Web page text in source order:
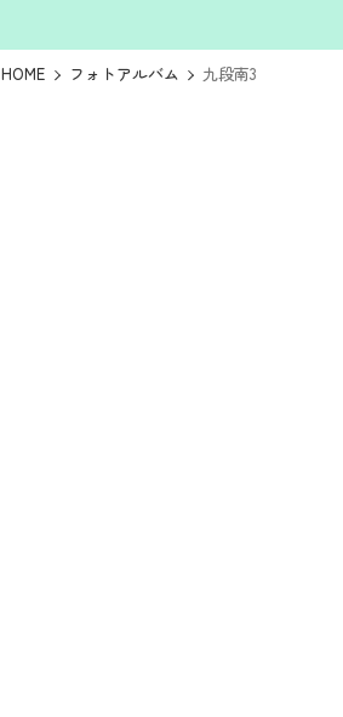
HOME フォトアルバム 九段南3